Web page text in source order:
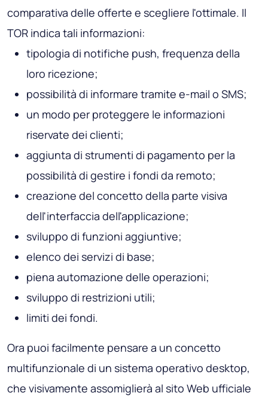
comparativa delle offerte e scegliere l'ottimale. Il
TOR indica tali informazioni:
tipologia di notifiche push, frequenza della
loro ricezione;
possibilità di informare tramite e-mail o SMS;
un modo per proteggere le informazioni
riservate dei clienti;
aggiunta di strumenti di pagamento per la
possibilità di gestire i fondi da remoto;
creazione del concetto della parte visiva
dell'interfaccia dell'applicazione;
sviluppo di funzioni aggiuntive;
elenco dei servizi di base;
piena automazione delle operazioni;
sviluppo di restrizioni utili;
limiti dei fondi.
Ora puoi facilmente pensare a un concetto
multifunzionale di un sistema operativo desktop,
che visivamente assomiglierà al sito Web ufficiale